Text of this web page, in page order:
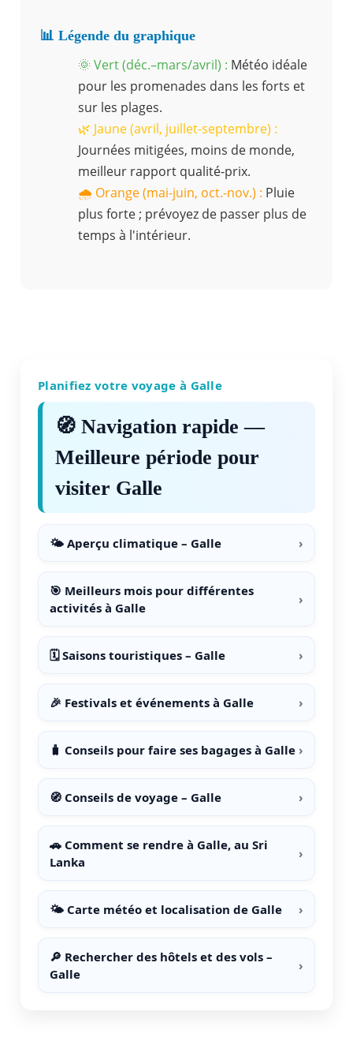
📊 Légende du graphique
🌞 Vert (déc.–mars/avril) : Météo idéale
pour les promenades dans les forts et
sur les plages.
🌿 Jaune (avril, juillet-septembre) :
Journées mitigées, moins de monde,
meilleur rapport qualité-prix.
🌧️ Orange (mai-juin, oct.-nov.) : Pluie
plus forte ; prévoyez de passer plus de
temps à l'intérieur.
Planifiez votre voyage à Galle
🧭 Navigation rapide —
Meilleure période pour
visiter Galle
🌤 Aperçu climatique – Galle ›
🎯 Meilleurs mois pour différentes
activités à Galle
›
🗓️ Saisons touristiques – Galle ›
🎉 Festivals et événements à Galle ›
🧳 Conseils pour faire ses bagages à Galle ›
🧭 Conseils de voyage – Galle ›
🚗 Comment se rendre à Galle, au Sri
Lanka
›
🌤️ Carte météo et localisation de Galle ›
🔎 Rechercher des hôtels et des vols –
Galle
›